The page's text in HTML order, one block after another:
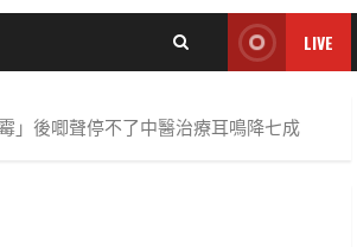
LIVE
」後唧聲停不了中醫治療耳鳴降七成